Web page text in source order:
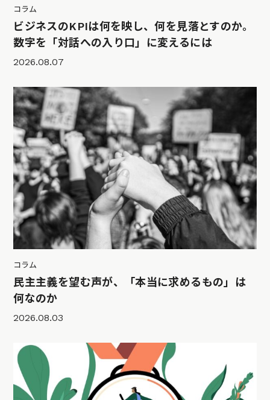
コラム
ビジネスのKPIは何を映し、何を見落とすのか。
数字を「対話への入り口」に変えるには
2026.08.07
コラム
民主主義を望む声が、「本当に求めるもの」は
何なのか
2026.08.03